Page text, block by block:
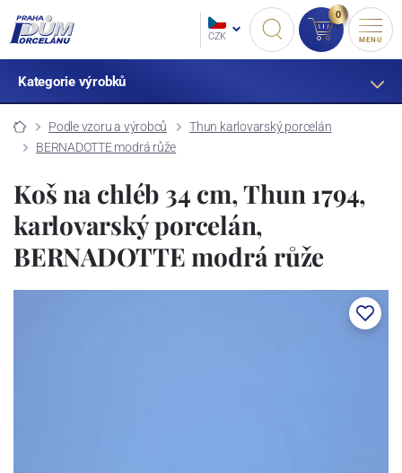
CZK
0
MENU
Kategorie výrobků
Podle vzoru a výrobců
Thun karlovarský porcelán
BERNADOTTE modrá růže
Koš na chléb 34 cm, Thun 1794,
karlovarský porcelán,
BERNADOTTE modrá růže